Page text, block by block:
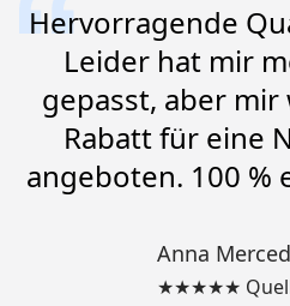
Hervorragende
Leider hat mir
gepasst, aber mir
Rabatt für eine
angeboten. 100 %
Anna
★★★★★